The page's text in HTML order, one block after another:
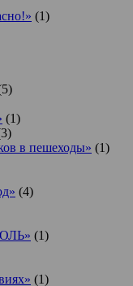
(1)
(1)
в пешеходы» (1)
(4)
(1)
(1)